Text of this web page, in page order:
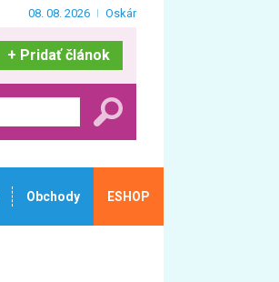
08. 08. 2026 Oskár
+ Pridať článok
Obchody ESHOP